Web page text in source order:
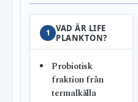
1
VAD ÄR LIFE
PLANKTON?
Probiotisk
fraktion från
termalkälla